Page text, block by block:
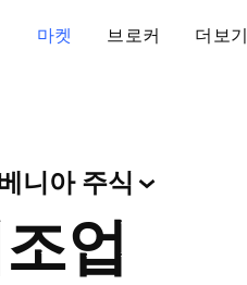
마켓 브로커 더보기
니아 주식
업